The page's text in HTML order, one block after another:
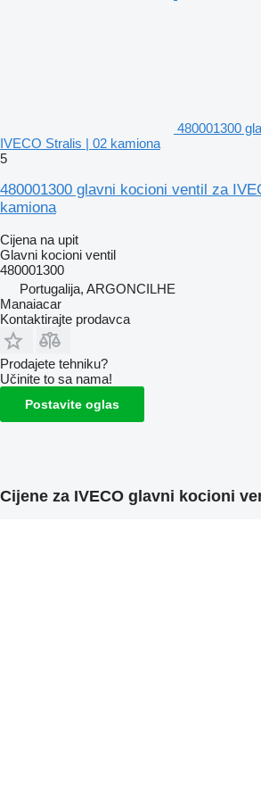
480001300
IVECO Stralis | 02 kamiona
5
480001300 glavni kocioni ventil za
kamiona
Cijena na upit
Glavni kocioni ventil
480001300
Portugalija, ARGONCILHE
Manaiacar
Kontaktirajte prodavca
Prodajete tehniku?
Učinite to sa nama!
Postavite oglas
Cijene za IVECO glavni kocioni